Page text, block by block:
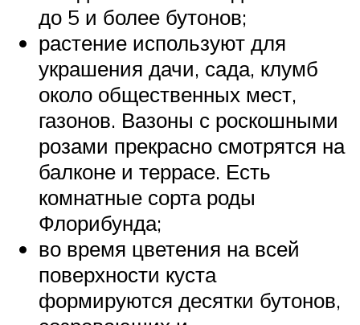
до 5 и более бутонов;
растение используют для
украшения дачи, сада, клумб
около общественных мест,
газонов. Вазоны с роскошными
розами прекрасно смотрятся на
балконе и террасе. Есть
комнатные сорта роды
Флорибунда;
во время цветения на всей
поверхности куста
формируются десятки бутонов,